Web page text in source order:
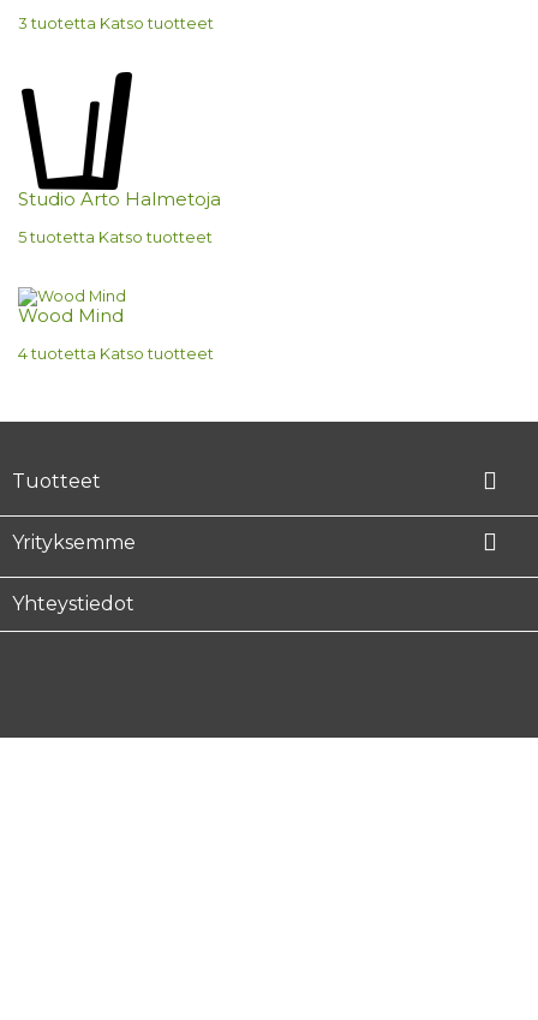
3 tuotetta Katso tuotteet
Studio Arto Halmetoja
5 tuotetta Katso tuotteet
Wood Mind
4 tuotetta Katso tuotteet
Tuotteet 
Yrityksemme 
Yhteystiedot